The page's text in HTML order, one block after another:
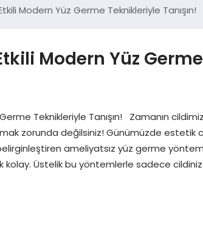
Modern Yüz Germe Teknikleriyle Tanışın!
Modern Yüz
Teknikleriyle Tanışın! Zamanın
zorunda değilsiniz! Günümüzde estetik
belirginleştiren ameliyatsız yüz germe
kolay. Üstelik bu yöntemlerle sadece